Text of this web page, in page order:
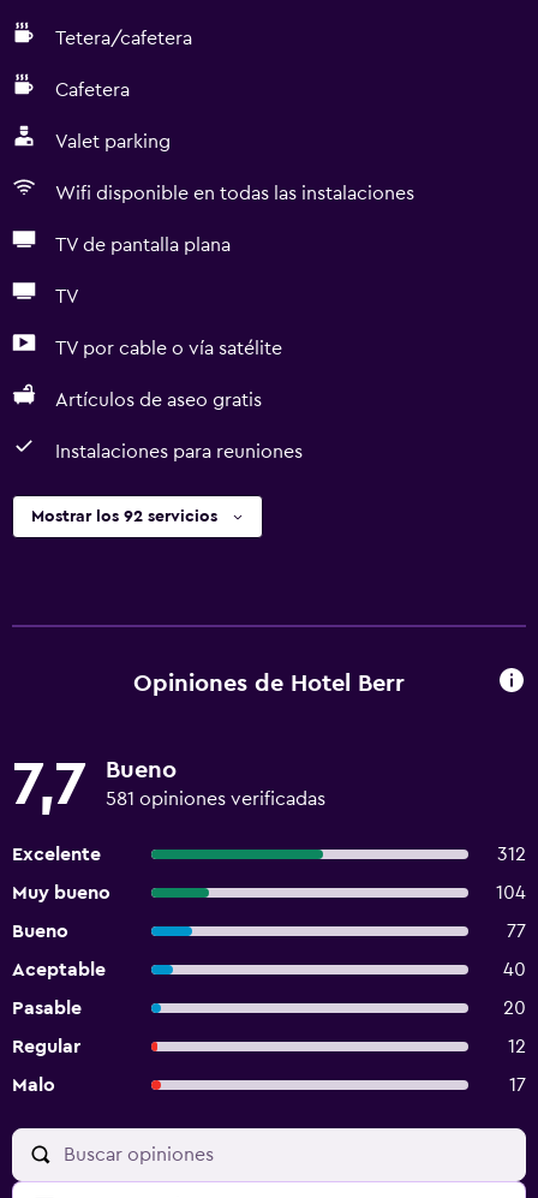
Tetera/cafetera
Cafetera
Valet parking
Wifi disponible en todas las instalaciones
TV de pantalla plana
TV
TV por cable o vía satélite
Artículos de aseo gratis
Instalaciones para reuniones
Mostrar los 92 servicios
Opiniones de Hotel Berr
7,7 Bueno
581 opiniones verificadas
Excelente
312
Muy bueno
104
Bueno
77
Aceptable
40
Pasable
20
Regular
12
Malo
17